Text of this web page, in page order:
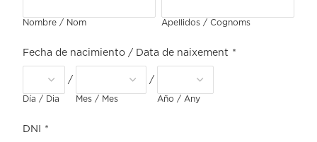
Nombre / Nom Apellidos / Cognoms
Fecha de nacimiento / Data de naixement *
Día / Dia
/
Mes / Mes
/
Año / Any
DNI *